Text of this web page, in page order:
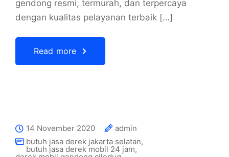
gendong resmi, termurah, dan terpercaya
dengan kualitas pelayanan terbaik […]
Read more
14 November 2020
admin
butuh jasa derek jakarta selatan,
butuh jasa derek mobil 24 jam,